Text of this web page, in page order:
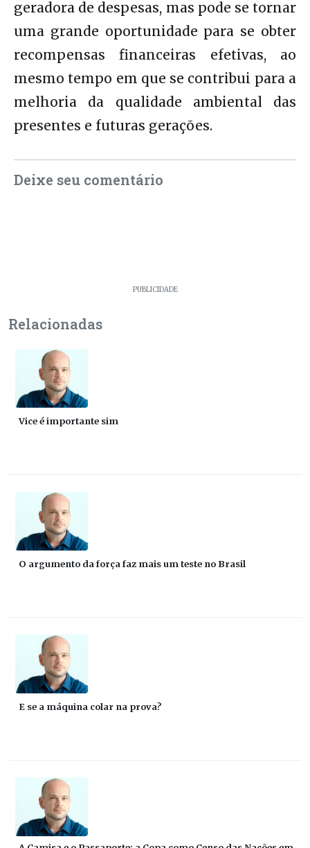
geradora de despesas, mas pode se tornar
uma grande oportunidade para se obter
recompensas financeiras efetivas, ao
mesmo tempo em que se contribui para a
melhoria da qualidade ambiental das
presentes e futuras gerações.
Deixe seu comentário
PUBLICIDADE
Relacionadas
Vice é importante sim
O argumento da força faz mais um teste no Brasil
E se a máquina colar na prova?